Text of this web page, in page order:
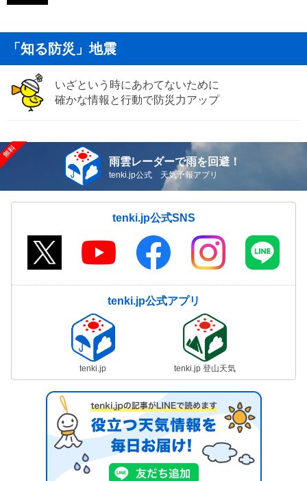
「知る防災」地震
いざという時にあわてないために
確かな情報と行動で防災力アップ
雨雲レーダーで雨を回避！
tenki.jp公式 天気予報アプリ
tenki.jp公式SNS
tenki.jp公式アプリ
tenki.jp tenki.jp 登山天気